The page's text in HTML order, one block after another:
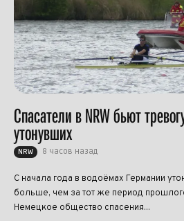
Спасатели в NRW бьют
утонувших
NRW 8 часов назад
С начала года в водоёмах Германии
больше, чем за тот же период
Немецкое общество спасения...